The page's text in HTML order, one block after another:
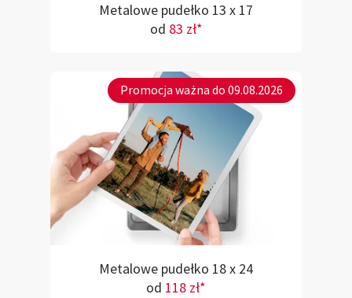
Metalowe pudełko 13 x 17
od 83 zł*
Promocja ważna do 09.08.2026
Metalowe pudełko 18 x 24
od 118 zł*